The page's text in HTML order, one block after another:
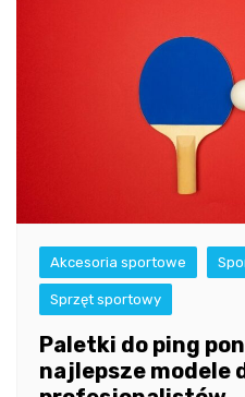
Akcesoria sportowe
Sprzęt sportowy
Paletki do ping
najlepsze modele